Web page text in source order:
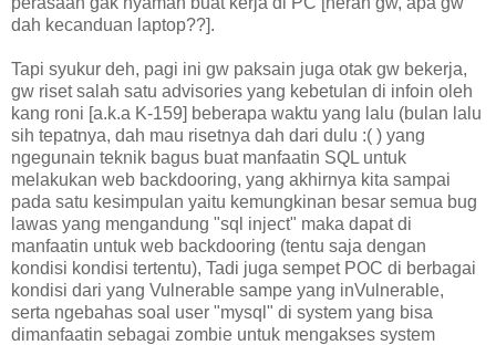
dah kecanduan laptop??].
Tapi syukur deh, pagi ini gw paksain juga otak gw bekerja,
gw riset salah satu advisories yang kebetulan di infoin oleh
kang roni [a.k.a K-159] beberapa waktu yang lalu (bulan lalu
sih tepatnya, dah mau risetnya dah dari dulu :( ) yang
ngegunain teknik bagus buat manfaatin SQL untuk
melakukan web backdooring, yang akhirnya kita sampai
pada satu kesimpulan yaitu kemungkinan besar semua bug
lawas yang mengandung "sql inject" maka dapat di
manfaatin untuk web backdooring (tentu saja dengan
kondisi kondisi tertentu), Tadi juga sempet POC di berbagai
kondisi dari yang Vulnerable sampe yang inVulnerable,
serta ngebahas soal user "mysql" di system yang bisa
dimanfaatin sebagai zombie untuk mengakses system